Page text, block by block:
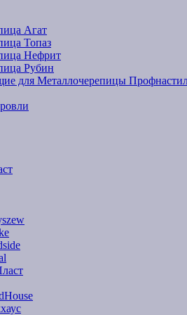
Агат
Топаз
Нефрит
Рубин
для Металлочерепицы